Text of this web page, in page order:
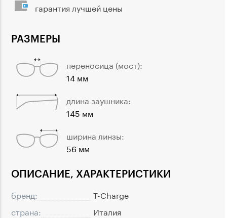
ОПИСАНИЕ, ХАРАКТЕРИСТИКИ
бренд:
T-Charge
страна:
Италия
РАЗМЕРЫ
переносица (мост):
14 мм
длина заушника:
145 мм
ширина линзы:
56 мм
гарантия лучшей цены